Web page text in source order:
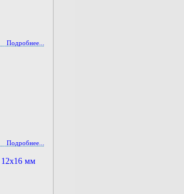
Подробнее...
Подробнее...
12х16 мм